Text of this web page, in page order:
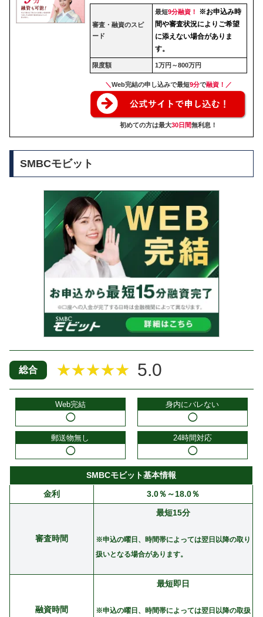
審査・融資のスピ
ード
最短9分融資！
※お申込み時
間や審査状況によりご希望
に添えない場合がありま
す。
限度額 1万円～800万円
＼Web完結の申し込みで最短9分で融資！／
初めての方は最大30日間無利息！
SMBCモビット
総合 ★★★★★ 5.0
Web完結
◯
身内にバレない
◯
郵送物無し
◯
24時間対応
◯
SMBCモビット基本情報
金利
3.0％～18.0％
審査時間
最短15分
※申込の曜日、時間帯によっては翌日以降の取り
扱いとなる場合があります。
融資時間
最短即日
※申込の曜日、時間帯によっては翌日以降の取扱